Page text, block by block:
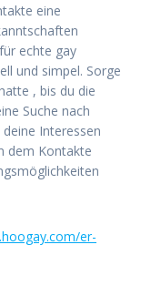
eine
echte gay
und simpel. Sorge
, bis du die
Suche nach
Interessen
dem Kontakte
er-